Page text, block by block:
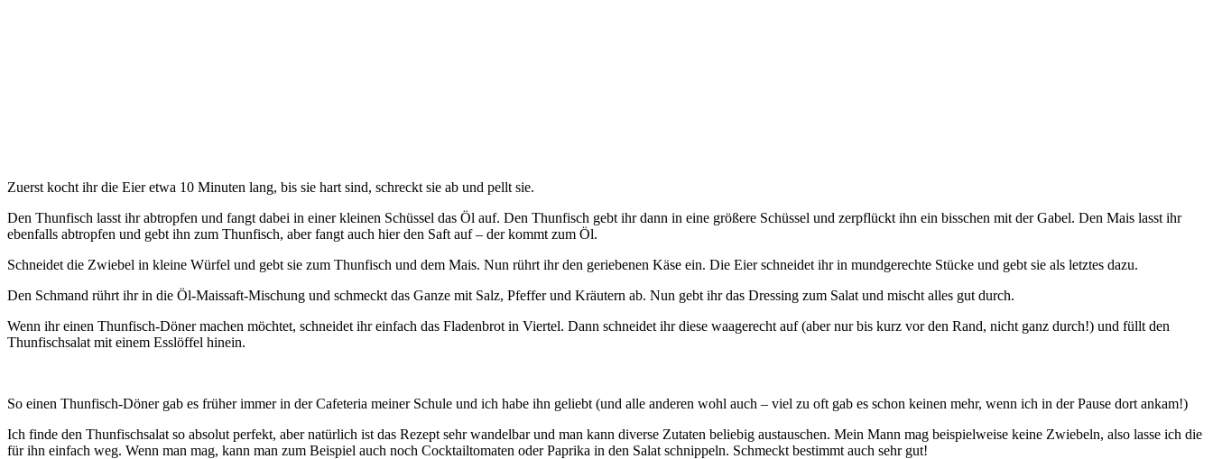
Zuerst kocht ihr die Eier etwa 10 Minuten lang, bis sie hart sind, schreckt sie ab und pellt sie.
Den Thunfisch lasst ihr abtropfen und fangt dabei in einer kleinen Schüssel das Öl auf. Den Thunfisch gebt ihr dann in eine größere Schüssel und zerpflückt ihn ein bisschen mit der Gabel. Den Mais lasst ihr
ebenfalls abtropfen und gebt ihn zum Thunfisch, aber fangt auch hier den Saft auf – der kommt zum Öl.
Schneidet die Zwiebel in kleine Würfel und gebt sie zum Thunfisch und dem Mais. Nun rührt ihr den geriebenen Käse ein. Die Eier schneidet ihr in mundgerechte Stücke und gebt sie als letztes dazu.
Den Schmand rührt ihr in die Öl-Maissaft-Mischung und schmeckt das Ganze mit Salz, Pfeffer und Kräutern ab. Nun gebt ihr das Dressing zum Salat und mischt alles gut durch.
Wenn ihr einen Thunfisch-Döner machen möchtet, schneidet ihr einfach das Fladenbrot in Viertel. Dann schneidet ihr diese waagerecht auf (aber nur bis kurz vor den Rand, nicht ganz durch!) und füllt den
Thunfischsalat mit einem Esslöffel hinein.
So einen Thunfisch-Döner gab es früher immer in der Cafeteria meiner Schule und ich habe ihn geliebt (und alle anderen wohl auch – viel zu oft gab es schon keinen mehr, wenn ich in der Pause dort ankam!)
Ich finde den Thunfischsalat so absolut perfekt, aber natürlich ist das Rezept sehr wandelbar und man kann diverse Zutaten beliebig austauschen. Mein Mann mag beispielweise keine Zwiebeln, also lasse ich die
für ihn einfach weg. Wenn man mag, kann man zum Beispiel auch noch Cocktailtomaten oder Paprika in den Salat schnippeln. Schmeckt bestimmt auch sehr gut!